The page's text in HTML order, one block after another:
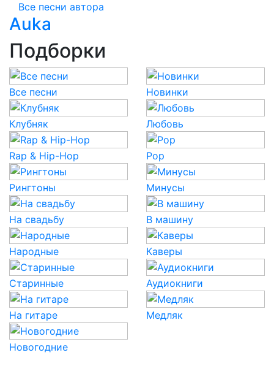
Все песни автора
Auka
Подборки
Все песни Новинки
Клубняк Любовь
Rap & Hip-Hop Pop
Рингтоны Минусы
На свадьбу В машину
Народные Каверы
Старинные Аудиокниги
На гитаре Медляк
Новогодние